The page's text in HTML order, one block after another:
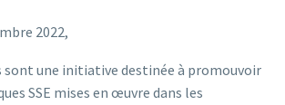
2022,
sont une initiative destinée à promouvoir
SSE mises en œuvre dans les